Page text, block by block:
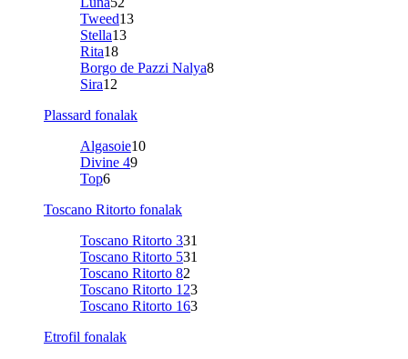
Tweed13
Stella13
Rita18
Borgo de Pazzi Nalya8
Sira12
Plassard fonalak
Algasoie10
Divine 49
Top6
Toscano Ritorto fonalak
Toscano Ritorto 331
Toscano Ritorto 531
Toscano Ritorto 82
Toscano Ritorto 123
Toscano Ritorto 163
Etrofil fonalak